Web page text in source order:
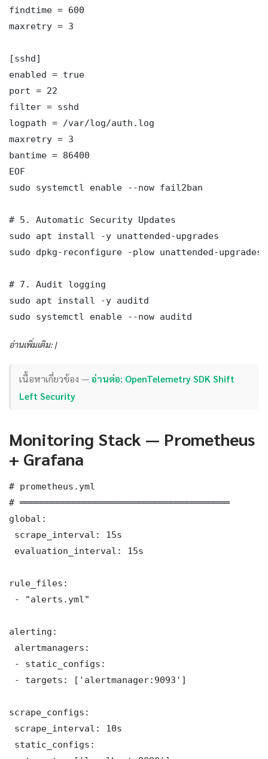
findtime = 600
maxretry = 3
[sshd]
enabled = true
port = 22
filter = sshd
logpath = /var/log/auth.log
maxretry = 3
bantime = 86400
EOF
sudo systemctl enable --now fail2ban
# 5. Automatic Security Updates
sudo apt install -y unattended-upgrades
sudo dpkg-reconfigure -plow unattended-upgrades
# 7. Audit logging
sudo apt install -y auditd
sudo systemctl enable --now auditd
อ่านเพิ่มเติม: |
เนื้อหาเกี่ยวข้อง —อ่านต่อ: OpenTelemetry SDK Shift
Left Security
Monitoring Stack — Prometheus
+ Grafana
# prometheus.yml
# ═══════════════════════════════════════
global:
scrape_interval: 15s
evaluation_interval: 15s
rule_files:
- "alerts.yml"
alerting:
alertmanagers:
- static_configs:
- targets: ['alertmanager:9093']
scrape_configs:
scrape_interval: 10s
static_configs: